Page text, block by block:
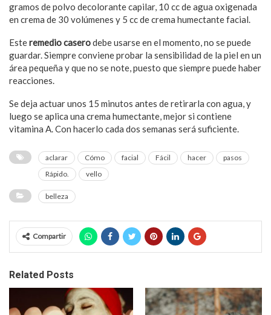
gramos de polvo decolorante capilar, 10 cc de agua oxigenada
en crema de 30 volúmenes y 5 cc de crema humectante facial.
Esteremedio caserodebe usarse en el momento, no se puede
guardar. Siempre conviene probar la sensibilidad de la piel en un
área pequeña y que no se note, puesto que siempre puede haber
reacciones.
Se deja actuar unos 15 minutos antes de retirarla con agua, y
luego se aplica una crema humectante, mejor si contiene
vitamina A. Con hacerlo cada dos semanas será suficiente.
aclarar Cómo facial Fácil hacer
pasos
Rápido.
vello
belleza
Compartir
Related Posts